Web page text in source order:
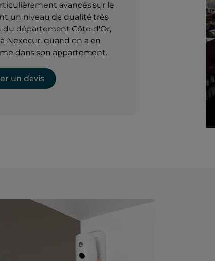
avancés sur le
un niveau de qualité très
du département Côte-d'Or,
Nexecur, quand on a en
dans son appartement.
un devis